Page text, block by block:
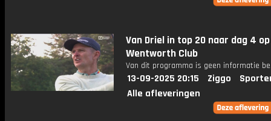
Van Driel in top 20 naar dag 4 op
Wentworth Club
Van dit programma is geen informatie
13-09-2025 20:15 Ziggo
Alle afleveringen